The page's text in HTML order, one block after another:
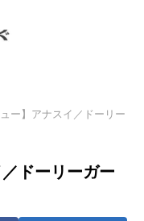
ュー】アナスイ／ドーリー
ドーリーガー